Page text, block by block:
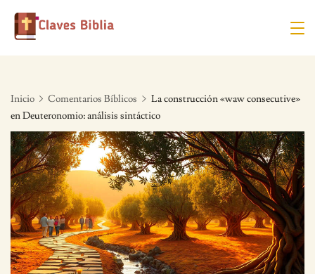
Skip
Inicio Comentarios Bíblicos
La construcción «waw consecutive»
en Deuteronomio: análisis sintáctico